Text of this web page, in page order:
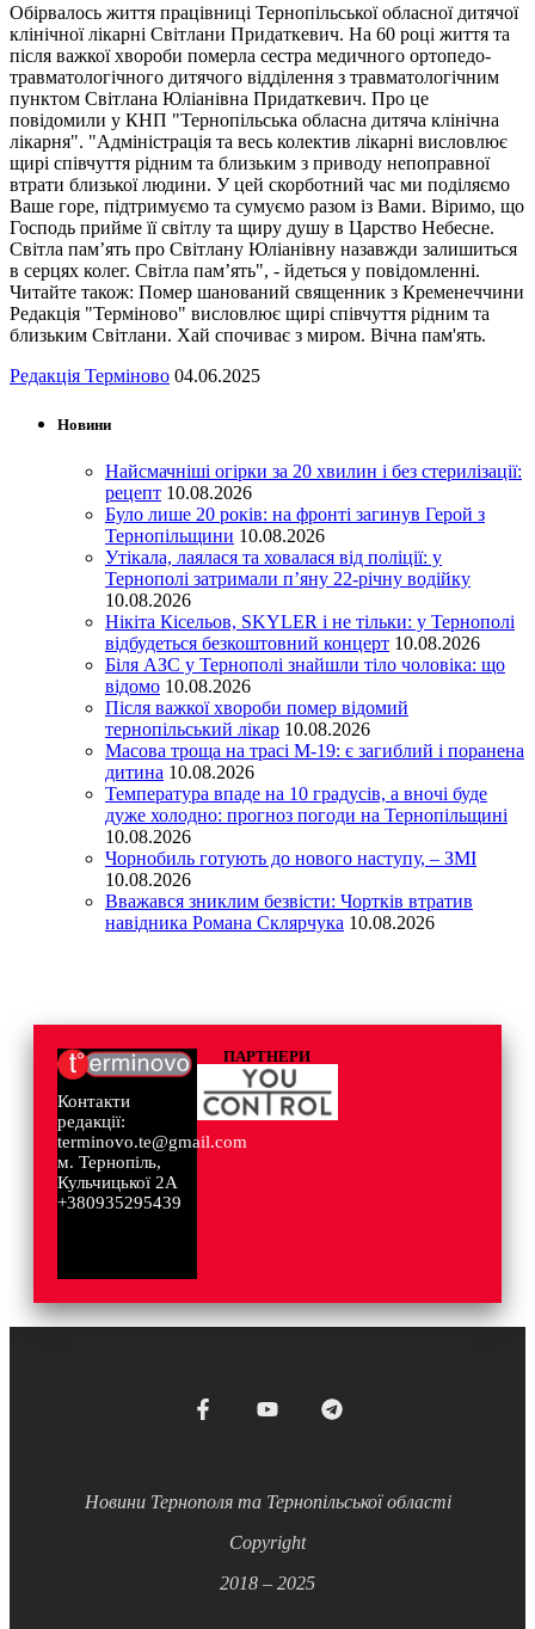
Обірвалось життя працівниці Тернопільської обласної дитячої
клінічної лікарні Світлани Придаткевич. На 60 році життя та
після важкої хвороби померла сестра медичного ортопедо-
травматологічного дитячого відділення з травматологічним
пунктом Світлана Юліанівна Придаткевич. Про це
повідомили у КНП "Тернопільська обласна дитяча клінічна
лікарня". "Адміністрація та весь колектив лікарні висловлює
щирі співчуття рідним та близьким з приводу непоправної
втрати близької людини. У цей скорботний час ми поділяємо
Ваше горе, підтримуємо та сумуємо разом із Вами. Віримо, що
Господь прийме її світлу та щиру душу в Царство Небесне.
Світла пам’ять про Світлану Юліанівну назавжди залишиться
в серцях колег. Світла пам’ять", - йдеться у повідомленні.
Читайте також: Помер шанований священник з Кременеччини
Редакція "Терміново" висловлює щирі співчуття рідним та
близьким Світлани. Хай спочиває з миром. Вічна пам'ять.
Редакція Терміново 04.06.2025
Новини
Найсмачніші огірки за 20 хвилин і без стерилізації:
рецепт 10.08.2026
Було лише 20 років: на фронті загинув Герой з
Тернопільщини 10.08.2026
Утікала, лаялася та ховалася від поліції: у
Тернополі затримали п’яну 22-річну водійку
10.08.2026
Нікіта Кісельов, SKYLER і не тільки: у Тернополі
відбудеться безкоштовний концерт 10.08.2026
Біля АЗС у Тернополі знайшли тіло чоловіка: що
відомо 10.08.2026
Після важкої хвороби помер відомий
тернопільський лікар 10.08.2026
Масова троща на трасі М-19: є загиблий і поранена
дитина 10.08.2026
Температура впаде на 10 градусів, а вночі буде
дуже холодно: прогноз погоди на Тернопільщині
10.08.2026
Чорнобиль готують до нового наступу, – ЗМІ
10.08.2026
Вважався зниклим безвісти: Чортків втратив
навідника Романа Склярчука 10.08.2026
Контакти
редакції:
terminovo.te@gmail.com
м. Тернопіль,
Кульчицької 2А
+380935295439
ПАРТНЕРИ
Новини Тернополя та Тернопільської області
Copyright
2018 – 2025